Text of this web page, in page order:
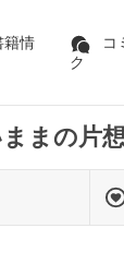
籍情
コ
ク
まの片